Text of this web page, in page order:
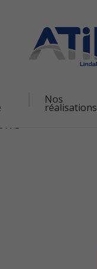
Nos
réalisations
AAS